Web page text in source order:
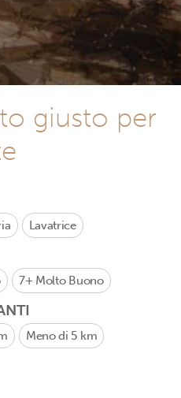
giusto per
Lavatrice
7+ Molto Buono
Meno di 5 km